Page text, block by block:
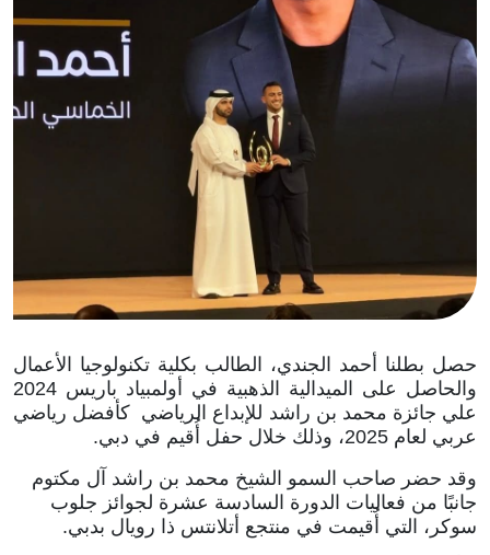
حصل بطلنا أحمد الجندي، الطالب بكلية تكنولوجيا الأعمال
والحاصل على الميدالية الذهبية في أولمبياد باريس 2024
علي جائزة محمد بن راشد للإبداع الرياضي كأفضل رياضي
عربي لعام 2025، وذلك خلال حفل أُقيم في دبي.
وقد حضر صاحب السمو الشيخ محمد بن راشد آل مكتوم
جانبًا من فعاليات الدورة السادسة عشرة لجوائز جلوب
سوكر، التي أُقيمت في منتجع أتلانتس ذا رويال بدبي.